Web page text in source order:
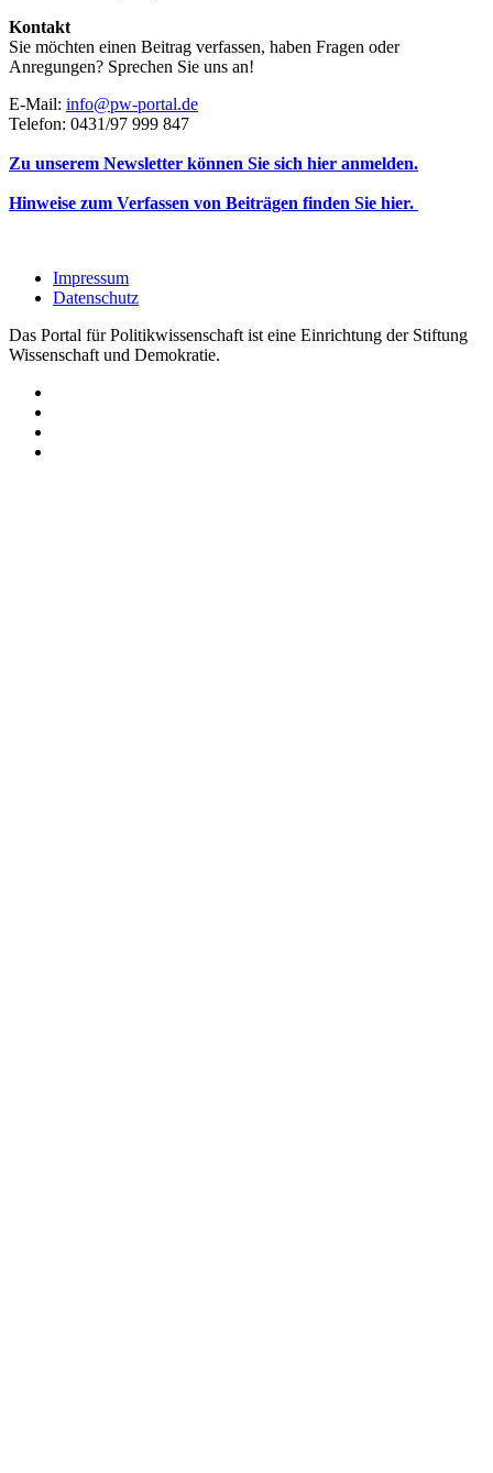
Kontakt
Sie möchten einen Beitrag verfassen, haben Fragen oder
Anregungen? Sprechen Sie uns an!
E-Mail: info@pw-portal.de
Telefon: 0431/97 999 847
Zu unserem Newsletter können Sie sich hier anmelden.
Hinweise zum Verfassen von Beiträgen finden Sie hier.
Impressum
Datenschutz
Das Portal für Politikwissenschaft ist eine Einrichtung der Stiftung
Wissenschaft und Demokratie.